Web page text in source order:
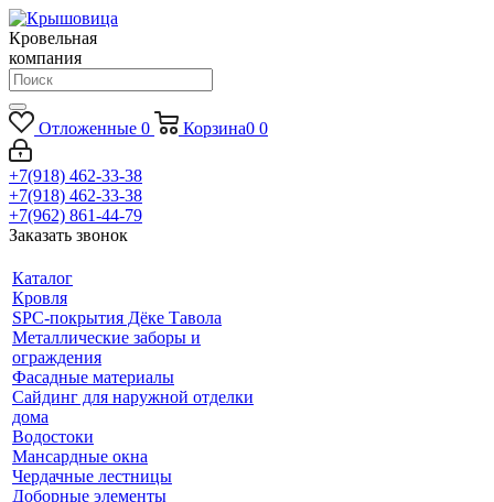
Кровельная
компания
Отложенные 0 Корзина0 0
+7(918) 462-33-38
+7(918) 462-33-38
+7(962) 861-44-79
Заказать звонок
Каталог
Кровля
SPC-покрытия Дёке Тавола
Металлические заборы и
ограждения
Фасадные материалы
Сайдинг для наружной отделки
дома
Водостоки
Мансардные окна
Чердачные лестницы
Доборные элементы